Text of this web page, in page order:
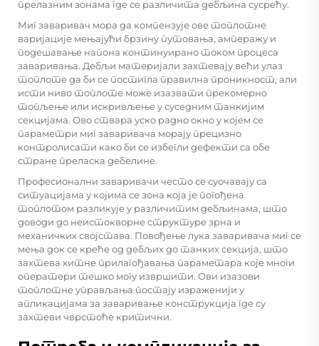
прелазним зонама где се различита дебљина сусрећу.
Миг заваривач мора да компензује ове топлотне
варијације мењајући брзину путовања, амперажу и
подешавање напона континуирано током процеса
заваривања. Дебљи материјали захтевају већи улаз
топлоте да би се постигла правилна проникност, али
исти ниво топлоте може изазвати прекомерно
топљење или искривљење у суседним танкијим
секцијама. Ово ствара уско радно окно у којем се
параметри миг заваривача морају прецизно
контролисати како би се избегли дефекти са обе
стране преласка дебелине.
Професионални заваривачи често се суочавају са
ситуацијама у којима се зона која је погођена
топлотом разликује у различитим дебљинама, што
доводи до неистокворне структуре зрна и
механичких својстава. Повођење лука заваривача миг се
мења док се креће од дебљих до танких секција, што
захтева хитне прилагођавања параметара које многи
оператери тешко могу извршити. Ови изазови
топлотне управљања постају израженији у
апликацијама за заваривање конструкција где су
захтеви чврстоће критични.